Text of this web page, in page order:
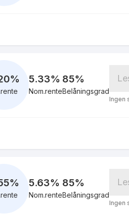
5.14%
eff.rente
5.67%
eff.rente
% 5.33%
Nom.rente
85%
Belåningsgrad
Ingen
% 5.63%
Nom.rente
85%
Belåningsgrad
Ingen